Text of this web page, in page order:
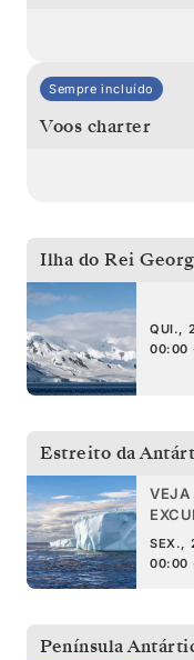
Sempre incluído
Voos charter
Ilha do Rei
QUI.,
00:00
Estreito da
VEJA
SEX.,
00:00
Península